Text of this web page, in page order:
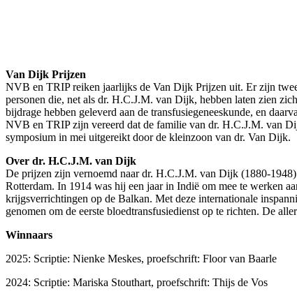
Van Dijk Prijzen
NVB en TRIP reiken jaarlijks de Van Dijk Prijzen uit. Er zijn
personen die, net als dr. H.C.J.M. van Dijk, hebben laten zien
bijdrage hebben geleverd aan de transfusiegeneeskunde, en
NVB en TRIP zijn vereerd dat de familie van dr. H.C.J.M. van
symposium in mei uitgereikt door de kleinzoon van dr. Van Dijk.
Over dr. H.C.J.M. van Dijk
De prijzen zijn vernoemd naar dr. H.C.J.M. van Dijk (1880-
Rotterdam. In 1914 was hij een jaar in Indië om mee te werken
krijgsverrichtingen op de Balkan. Met deze internationale
genomen om de eerste bloedtransfusiedienst op te richten. De
Winnaars
2025: Scriptie: Nienke Meskes, proefschrift: Floor van Baarle
2024: Scriptie: Mariska Stouthart, proefschrift: Thijs de Vos